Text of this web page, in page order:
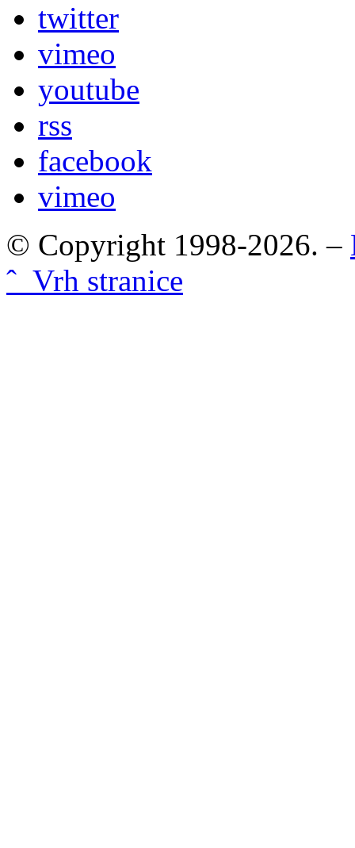
twitter
vimeo
youtube
rss
facebook
vimeo
© Copyright 1998-2026. –
ˆ Vrh stranice